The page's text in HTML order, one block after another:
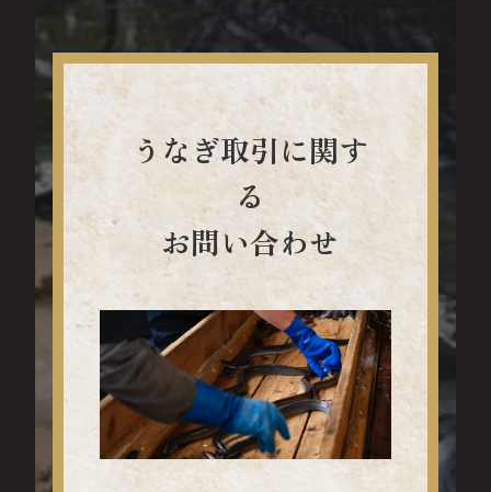
うなぎ取引に関す
る
お問い合わせ